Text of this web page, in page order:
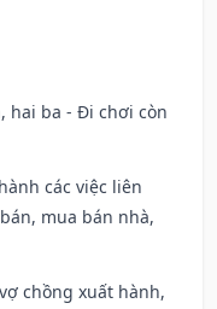
hai ba - Đi chơi còn
các việc liên
mua bán nhà,
chồng xuất hành,